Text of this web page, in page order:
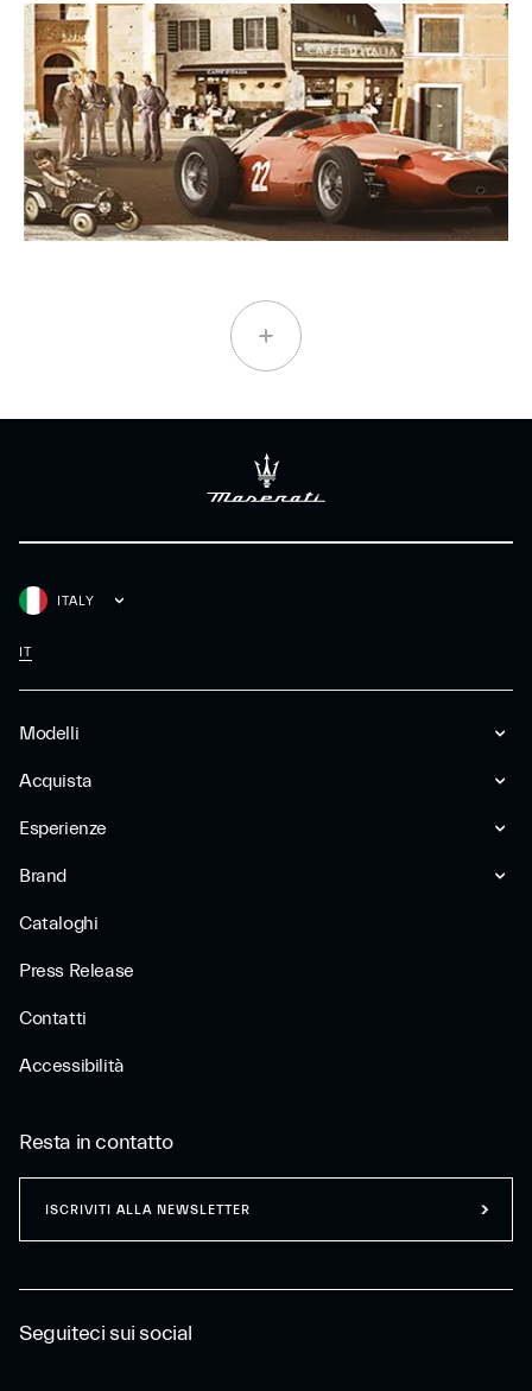
Modelli
Acquista
Esperienze
Brand
Cataloghi
Press Release
Contatti
Accessibilità
ITALY
IT
Seguiteci sui social
Resta in contatto
ISCRIVITI ALLA NEWSLETTER